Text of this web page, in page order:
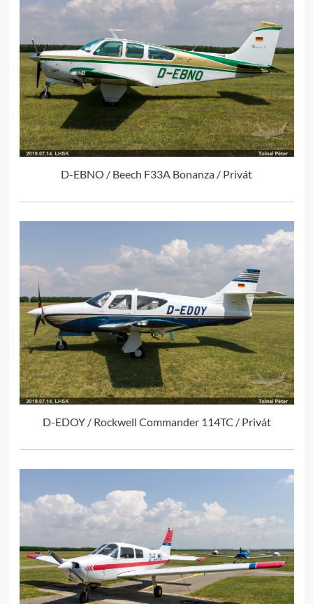
D-EBNO / Beech F33A Bonanza / Privát
D-EDOY / Rockwell Commander 114TC / Privát